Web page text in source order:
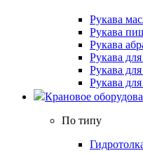
Рукава
Рукава
Рукава
Рукава
Рукава
Рукава
Крановое
По типу